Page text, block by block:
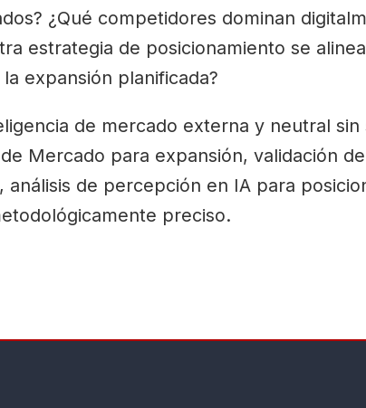
¿Qué competidores dominan
estrategia de posicionamiento se
expansión planificada?
de mercado externa y neutral sin
Mercado para expansión, validación
análisis de percepción en IA para
preciso.